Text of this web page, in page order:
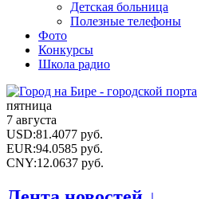
Детская больница
Полезные телефоны
Фото
Конкурсы
Школа радио
пятница
7 августа
USD:81.4077 руб.
EUR:94.0585 руб.
CNY:12.0637 руб.